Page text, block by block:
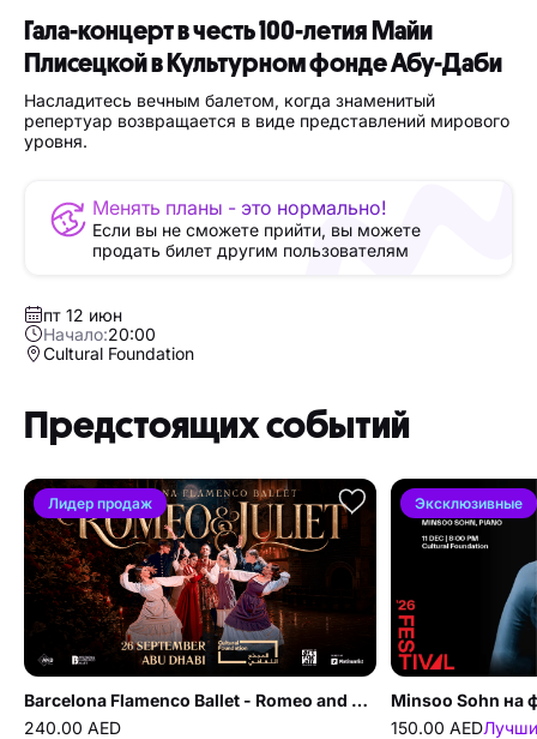
Гала-концерт в честь 100-летия Майи
Плисецкой в Культурном фонде Абу-Даби
Насладитесь вечным балетом, когда знаменитый
репертуар возвращается в виде представлений мирового
уровня.
Менять планы - это нормально!
Если вы не сможете прийти, вы можете
продать билет другим пользователям
пт 12 июн
Начало:20:00
Cultural Foundation
Предстоящих событий
Лидер продаж
Barcelona Flamenco Ballet - Romeo and Juliet в Cultural Foundation Абу-Даби
240.00 AED
Эксклюзивные
150.00 AED